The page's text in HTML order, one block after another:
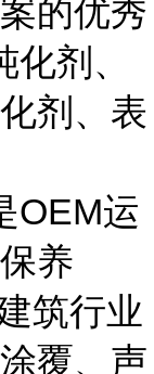
的优秀
剂、
剂、表
OEM运
养
筑行业
覆、声